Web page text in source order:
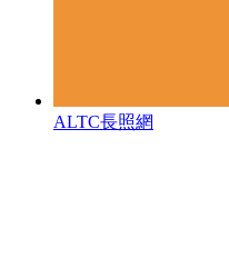
ALTC長照網